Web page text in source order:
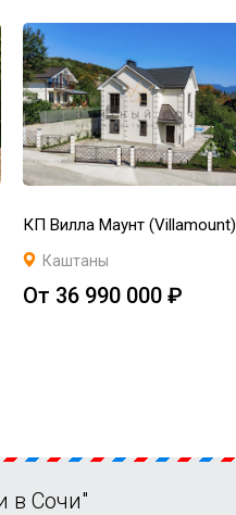
КП Вилла Маунт (Villamount)
Каштаны
От 36 990 000 ₽
в Сочи"